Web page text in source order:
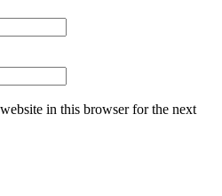
in this browser for the next